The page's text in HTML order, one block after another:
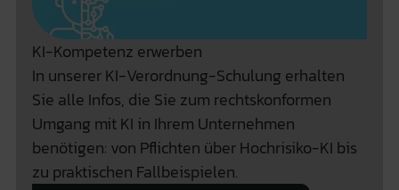
KI-Kompetenz erwerben
In unserer KI-Verordnung-Schulung erhalten
Sie alle Infos, die Sie zum rechtskonformen
Umgang mit KI in Ihrem Unternehmen
benötigen: von Pflichten über Hochrisiko-KI bis
zu praktischen Fallbeispielen.